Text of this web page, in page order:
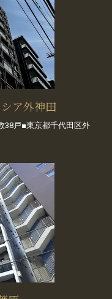
ア外神田
38戸■東京都千代田区外